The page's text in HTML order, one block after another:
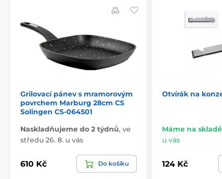
Grilovací pánev s mramorovým
povrchem Marburg 28cm CS
Solingen CS-064501
Naskladňujeme do 2 týdnů, ve
středu 26. 8. u vás
610 Kč Do košíku
Otvírák na
Máme na skladě
u vás
124 Kč